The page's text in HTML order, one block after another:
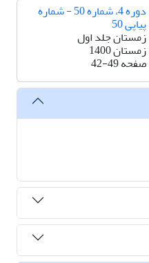
دوره 4، شماره 50 - شماره
پیاپی 50
زمستان جلد اول
زمستان 1400
صفحه42-49